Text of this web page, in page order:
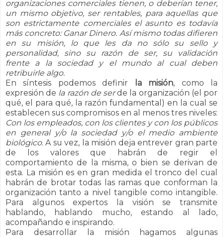
organizaciones comerciales tienen, o deberían tener,
un mismo objetivo, ser rentables, para aquellas que
son estrictamente comerciales el asunto es todavía
más concreto: Ganar Dinero. Así mismo todas difieren
en su misión, lo que les da no sólo su sello y
personalidad, sino su razón de ser, su validación
frente a la sociedad y el mundo al cual deben
retribuirle algo.
En síntesis podemos definir
la misión, como la
expresión de la razón de serde la organización (el por
qué, el para qué, la razón fundamental) en la cual se
establecen sus compromisos en al menos tres niveles:
Con los empleados, con los clientes y con los públicos
en general y/o la sociedad y/o el medio ambiente
biológico. A su vez, la misión deja entrever gran parte
de los valores que habrán de regir el
comportamiento de la misma, o bien se derivan de
esta. La misión es en gran medida el tronco del cual
habrán de brotar todas las ramas que conforman la
organización tanto a nivel tangible como intangible.
Para algunos expertos la visión se transmite
hablando, hablando mucho, estando al lado,
acompañando e inspirando.
Para desarrollar la misión hagamos algunas